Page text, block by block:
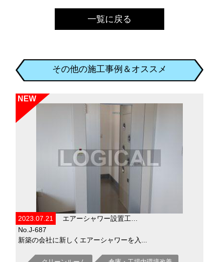
一覧に戻る
その他の施工事例＆オススメ
NEW
2023.07.21
エアーシャワー設置工…
No.J-687
新築の会社に新しくエアーシャワーを入...